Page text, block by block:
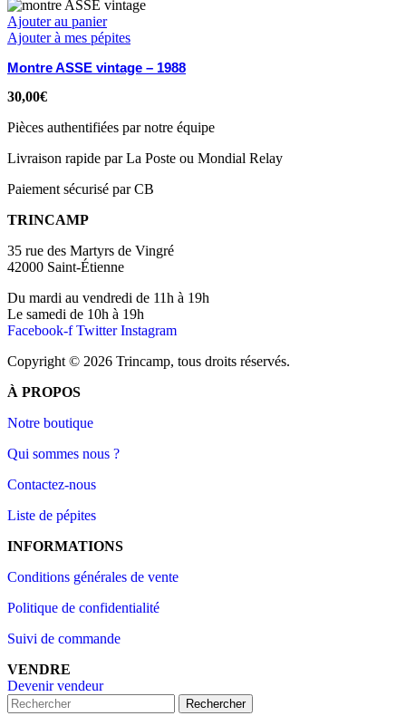
Ajouter au panier
Ajouter à mes pépites
Montre ASSE vintage – 1988
30,00€
Pièces authentifiées par notre équipe
Livraison rapide par La Poste ou Mondial Relay
Paiement sécurisé par CB
TRINCAMP
35 rue des Martyrs de Vingré
42000 Saint-Étienne
Du mardi au vendredi de 11h à 19h
Le samedi de 10h à 19h
Facebook-f Twitter Instagram
Copyright © 2026 Trincamp, tous droits réservés.
À PROPOS
Notre boutique
Qui sommes nous ?
Contactez-nous
Liste de pépites
INFORMATIONS
Conditions générales de vente
Politique de confidentialité
Suivi de commande
VENDRE
Devenir vendeur
Rechercher